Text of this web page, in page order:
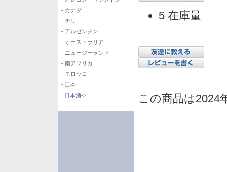
- カナダ
- チリ
- アルゼンチン
- オーストラリア
- ニュージーランド
- 南アフリカ
- モロッコ
- 日本
日本酒->
5 在庫量
この商品は2024